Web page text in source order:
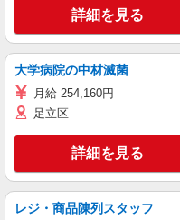
詳細を見る
大学病院の中材滅菌
月給 254,160円
足立区
詳細を見る
レジ・商品陳列スタッフ